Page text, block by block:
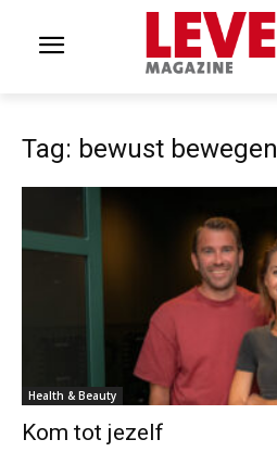
Tag: bewust bewegen
Health & Beauty
Kom tot jezelf